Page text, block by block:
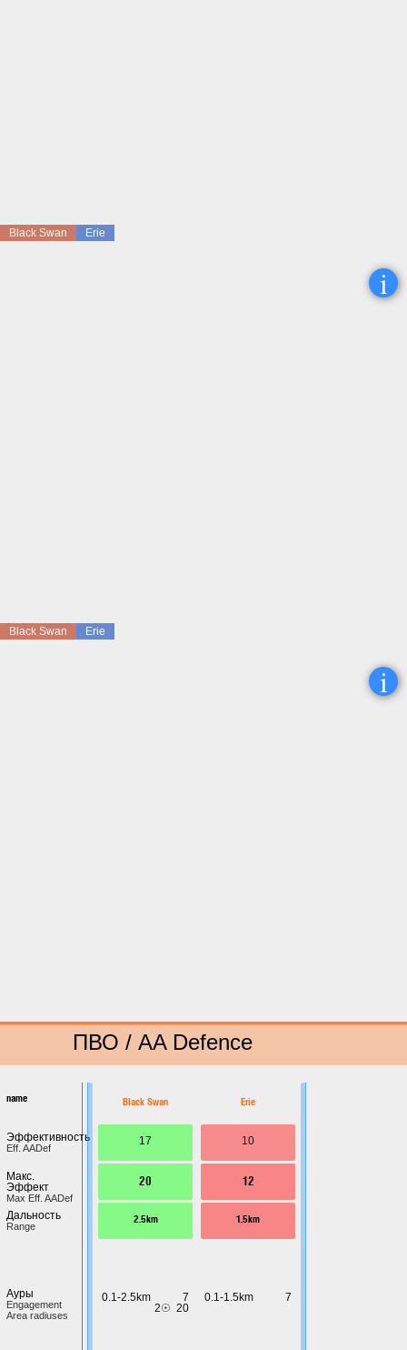
Black Swan Erie
i
Black Swan Erie
i
ПВО / AA Defence
name
Эффективность
Eff. AADef
Макс.
Эффект
Max Eff. AADef
Дальность
Range
Ауры
Engagement
Area radiuses
Black Swan
17
20
2.5km
0.1-2.5km
7
2☉ 20
Erie
10
12
1.5km
0.1-1.5km 7